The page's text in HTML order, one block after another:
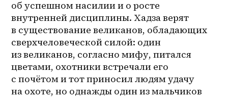
об успешном насилии и о росте
внутренней дисциплины. Хадза верят
в существование великанов, обладающих
сверхчеловеческой силой: один
из великанов, согласно мифу, питался
цветами, охотники встречали его
с почётом и тот приносил людям удачу
на охоте, но однажды один из мальчиков